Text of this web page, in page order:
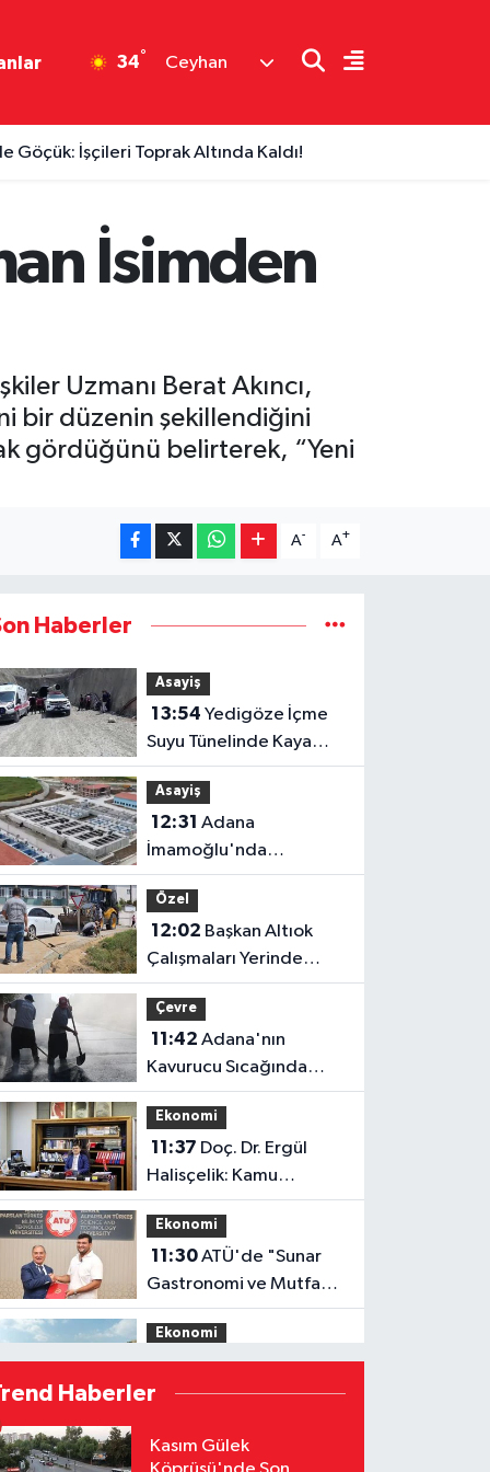
34° Ceyhan
İşçileri Toprak Altında Kaldı!
İsimden
Uzmanı Berat Akıncı,
bir düzenin şekillendiğini
gördüğünü belirterek, “Yeni
A- A+
Haberler
Asayiş
13:54
Suyu Tünelinde Kaya
Göçüğü: 1 İşçi Hayatını
Kaybetti, 1 İşçi Yaralandı
Asayiş
12:31
İmamoğlu'nda
Yedigöze İçme Suyu
Projesi Şantiyesinde
Göçük: İşçileri Toprak
Altında Kaldı!
Özel
12:02
Çalışmaları Yerinde
İnceledi: Yumurtalık'ta
Altyapı ve Ulaşım
Seferberliği
Çevre
11:42
Kavurucu Sıcağında
İşçilerin Zorlu Asfalt
Mesaisi Sürüyor
Ekonomi
11:37
Halisçelik: Kamu
Maliyesi Karmaşık ve Zor
İzlenebilir Bir Yapıya
Dönüştü
Ekonomi
11:30ATÜ'de "Sunar
Gastronomi ve Mutfak
Sanatları Akademisi"
Kuruluyor
Ekonomi
11:27Adana'da
Bereketli Geçecek
Heyecanı Başladı
Çevre
Haberler
Kasım Gülek